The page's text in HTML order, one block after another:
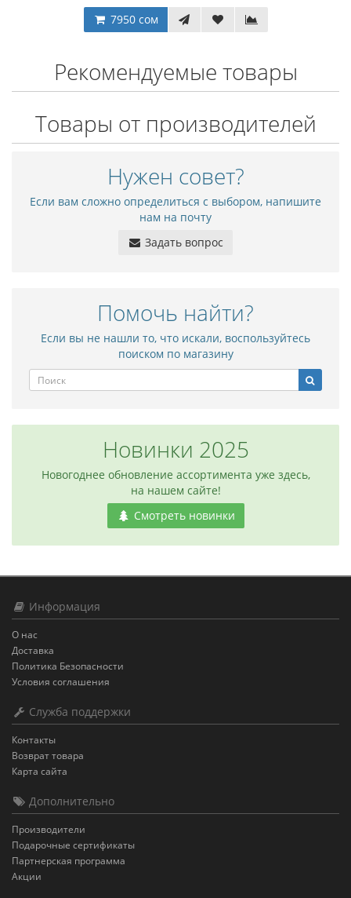
7950 сом
Рекомендуемые товары
Товары от производителей
Нужен совет?
Если вам сложно определиться с выбором, напишите
нам на почту
Задать вопрос
Помочь найти?
Если вы не нашли то, что искали, воспользуйтесь
поиском по магазину
Новинки 2025
Новогоднее обновление ассортимента уже здесь,
на нашем сайте!
Смотреть новинки
Информация
О нас
Доставка
Политика Безопасности
Условия соглашения
Служба поддержки
Контакты
Возврат товара
Карта сайта
Дополнительно
Производители
Подарочные сертификаты
Партнерская программа
Акции